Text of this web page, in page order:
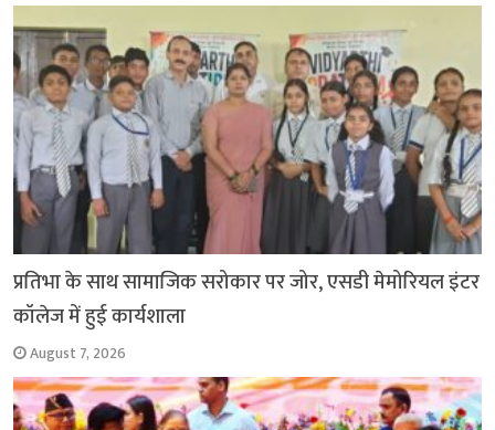
k
m
प्रतिभा के साथ सामाजिक सरोकार पर जोर, एसडी मेमोरियल इंटर
कॉलेज में हुई कार्यशाला
August 7, 2026